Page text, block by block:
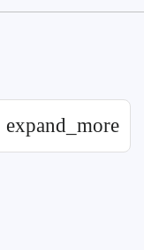
expand_more